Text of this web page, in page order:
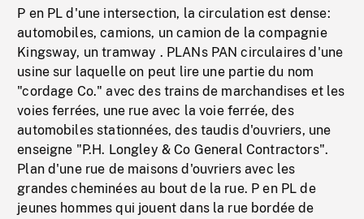
P en PL d'une intersection, la circulation est dense:
automobiles, camions, un camion de la compagnie
Kingsway, un tramway . PLANs PAN circulaires d'une
usine sur laquelle on peut lire une partie du nom
"cordage Co." avec des trains de marchandises et les
voies ferrées, une rue avec la voie ferrée, des
automobiles stationnées, des taudis d'ouvriers, une
enseigne "P.H. Longley & Co General Contractors".
Plan d'une rue de maisons d'ouvriers avec les
grandes cheminées au bout de la rue. P en PL de
jeunes hommes qui jouent dans la rue bordée de